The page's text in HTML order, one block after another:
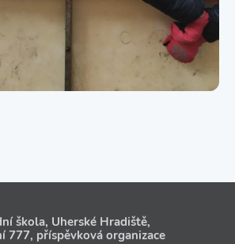
škola, Uherské Hradiště,
777, příspěvková organizace